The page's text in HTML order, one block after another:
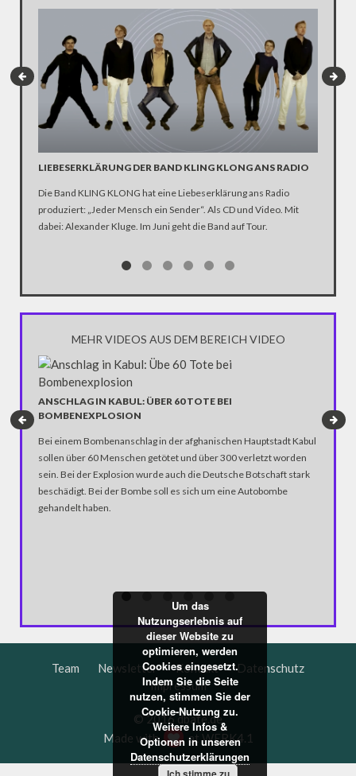
LIEBESERKLÄRUNG DER BAND KLING KLONG ANS RADIO
Die Band KLING KLONG hat eine Liebeserklärung ans Radio
produziert: „Jeder Mensch ein Sender“. Als CD und Video. Mit
dabei: Alexander Kluge. Im Juni geht die Band auf Tour.
MEHR VIDEOS AUS DEM BEREICH VIDEO
ANSCHLAG IN KABUL: ÜBER 60 TOTE BEI
BOMBENEXPLOSION
Bei einem Bombenanschlag in der afghanischen Hauptstadt Kabul
sollen über 60 Menschen getötet und über 300 verletzt worden
sein. Bei der Explosion wurde auch die Deutsche Botschaft stark
beschädigt. Bei der Bombe soll es sich um eine Autobombe
gehandelt haben.
Wir
Team Newsletter Kontakt
Datenschutz
Impressum
© 2016 dbate.de
Made with
atWERK4.1
Um das
Nutzungserlebnis auf
dieser Website zu
optimieren, werden
Cookies eingesetzt.
Indem Sie die Seite
nutzen, stimmen Sie der
Cookie-Nutzung zu.
Weitere Infos &
Optionen in unseren
Datenschutzerklärungen